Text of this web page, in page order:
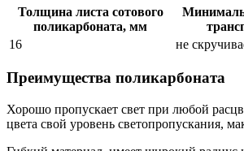
Толщина листа сотового
поликарбоната, мм
16
не
Преимущества поликарбоната
Хорошо пропускает свет при любой
цвета свой уровень светопропускания,